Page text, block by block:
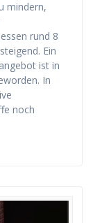
mindern,
rund 8
Ein
ist in
In
noch